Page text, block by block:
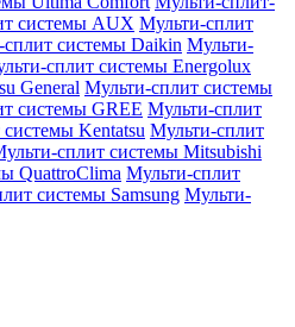
системы AUX Мульти-сплит
системы Daikin Мульти-
сплит системы Energolux
General Мульти-сплит системы
системы GREE Мульти-сплит
Kentatsu Мульти-сплит
сплит системы Mitsubishi
QuattroClima Мульти-сплит
системы Samsung Мульти-